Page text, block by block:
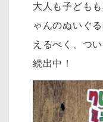
大人も子ども
ゃんのぬいぐ
えるべく、つ
続出中！